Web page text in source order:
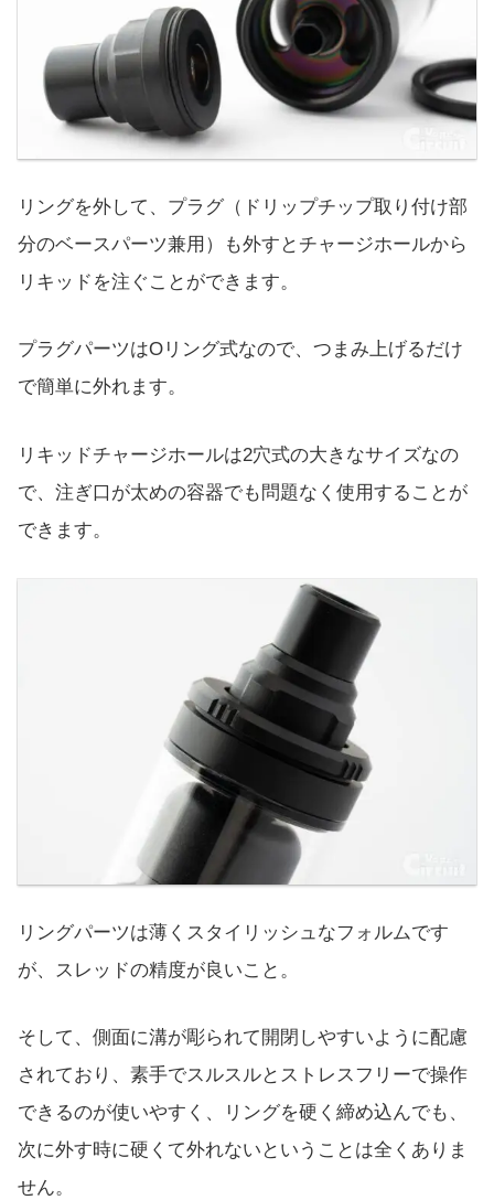
リングを外して、プラグ（ドリップチップ取り付け部
分のベースパーツ兼用）も外すとチャージホールから
リキッドを注ぐことができます。
プラグパーツはOリング式なので、つまみ上げるだけ
で簡単に外れます。
リキッドチャージホールは2穴式の大きなサイズなの
で、注ぎ口が太めの容器でも問題なく使用することが
できます。
リングパーツは薄くスタイリッシュなフォルムです
が、スレッドの精度が良いこと。
そして、側面に溝が彫られて開閉しやすいように配慮
されており、素手でスルスルとストレスフリーで操作
できるのが使いやすく、リングを硬く締め込んでも、
次に外す時に硬くて外れないということは全くありま
せん。